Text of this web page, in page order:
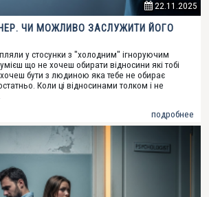
22.11.2025
ЧИ МОЖЛИВО ЗАСЛУЖИТИ ЙОГО
у стосунки з "холодним" ігноруючим
що не хочеш обирати відносини які тобі
бути з людиною яка тебе не обирає
Коли ці відносинами толком і не
подробнее